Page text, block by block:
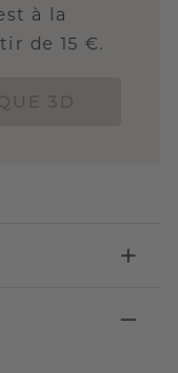
à la
de 15 €.